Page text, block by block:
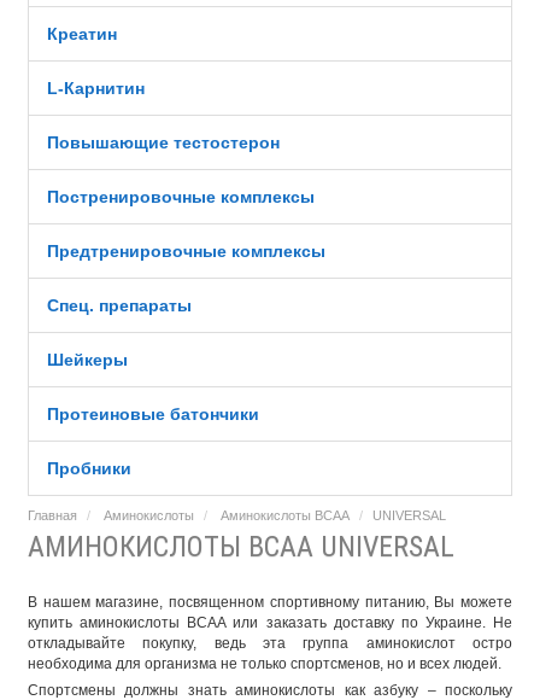
Креатин
L-Карнитин
Повышающие тестостерон
Постренировочные комплексы
Предтренировочные комплексы
Спец. препараты
Шейкеры
Протеиновые батончики
Пробники
Главная Аминокислоты Аминокислоты BCAA UNIVERSAL
АМИНОКИСЛОТЫ BCAA UNIVERSAL
В нашем магазине, посвященном спортивному питанию, Вы можете
купить аминокислоты BCAAили заказать доставку по Украине. Не
откладывайте покупку, ведь эта группа аминокислот остро
необходима для организма не только спортсменов, но и всех людей.
Спортсмены должны знать аминокислоты как азбуку – поскольку